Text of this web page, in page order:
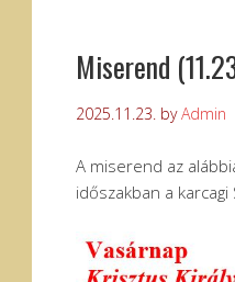
Miserend
2025.11.23. byAdmin
A miserend az
időszakban a